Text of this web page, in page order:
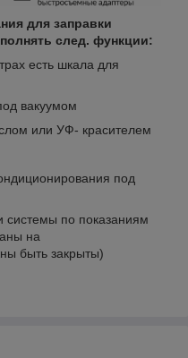
для заправки
след. функции:
есть шкала для
вакуумом
или УФ- красителем
под
системы по показаниям
на
быть закрыты)